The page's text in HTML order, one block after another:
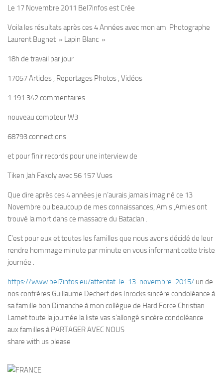
Le 17 Novembre 2011 Bel7infos est Crée
Voila les résultats après ces 4 Années avec mon ami Photographe
Laurent Bugnet » Lapin Blanc »
18h de travail par jour
17057 Articles , Reportages Photos , Vidéos
1 191 342 commentaires
nouveau compteur W3
68793 connections
et pour finir records pour une interview de
Tiken Jah Fakoly avec 56 157 Vues
Que dire après ces 4 années je n’aurais jamais imaginé ce 13
Novembre ou beaucoup de mes connaissances, Amis ,Amies ont
trouvé la mort dans ce massacre du Bataclan .
C’est pour eux et toutes les familles que nous avons décidé de leur
rendre hommage minute par minute en vous informant cette triste
journée .
https://www.bel7infos.eu/attentat-le-13-novembre-2015/ un de
nos confrères Guillaume Decherf des Inrocks sincère condoléance à
sa famille bon Dimanche à mon collègue de Hard Force Christian
Lamet toute la journée la liste vas s’allongé sincère condoléance
aux familles à PARTAGER AVEC NOUS
share with us please